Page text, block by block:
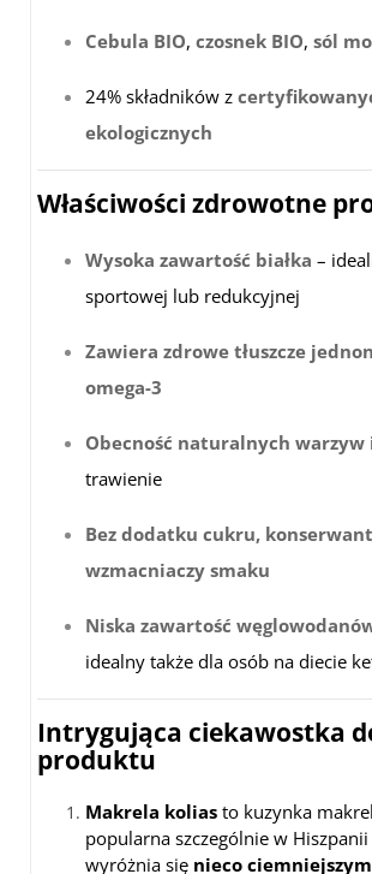
Cebula BIO, czosnek BIO, sól
24% składników z
ekologicznych
Właściwości zdrowotne
Wysoka zawartość białka –
sportowej lub redukcyjnej
Zawiera zdrowe tłuszcze
omega-3
Obecność naturalnych
trawienie
Bez dodatku cukru,
wzmacniaczy smaku
Niska zawartość
idealny także dla osób na diecie
Intrygująca ciekawostka
produktu
Makrela kolias to kuzynka
popularna szczególnie w
wyróżnia się nieco